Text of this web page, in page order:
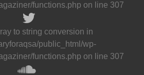
functions.php on line 307
to string conversion in
public_html/wp-
functions.php on line 307